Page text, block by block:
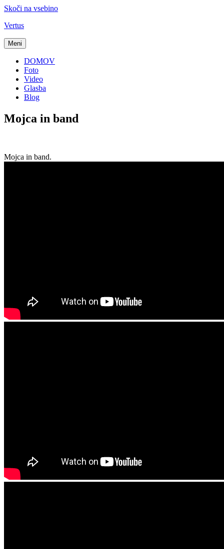
Skoči na vsebino
Vertus
Meni
DOMOV
Foto
Video
Glasba
Blog
Mojca in band
Mojca in band.